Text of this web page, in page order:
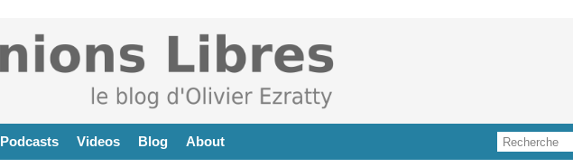
Podcasts Videos Blog About